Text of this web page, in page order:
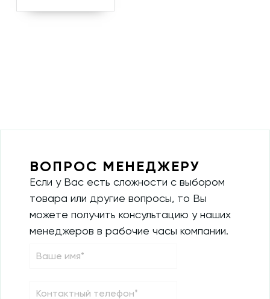
ВОПРОС МЕНЕДЖЕРУ
Если у Вас есть сложности с выбором
товара или другие вопросы, то Вы
можете получить консультацию у наших
менеджеров в рабочие часы компании.